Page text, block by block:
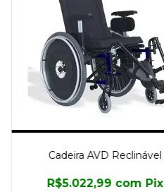
Cadeira AVD Reclinável
R$5.022,99 com Pix